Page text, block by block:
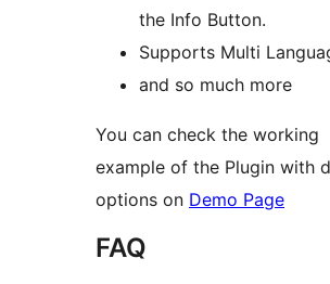
the Info Button.
Supports Multi
and so much more
You can check the working
example of the Plugin with
options on Demo Page
FAQ